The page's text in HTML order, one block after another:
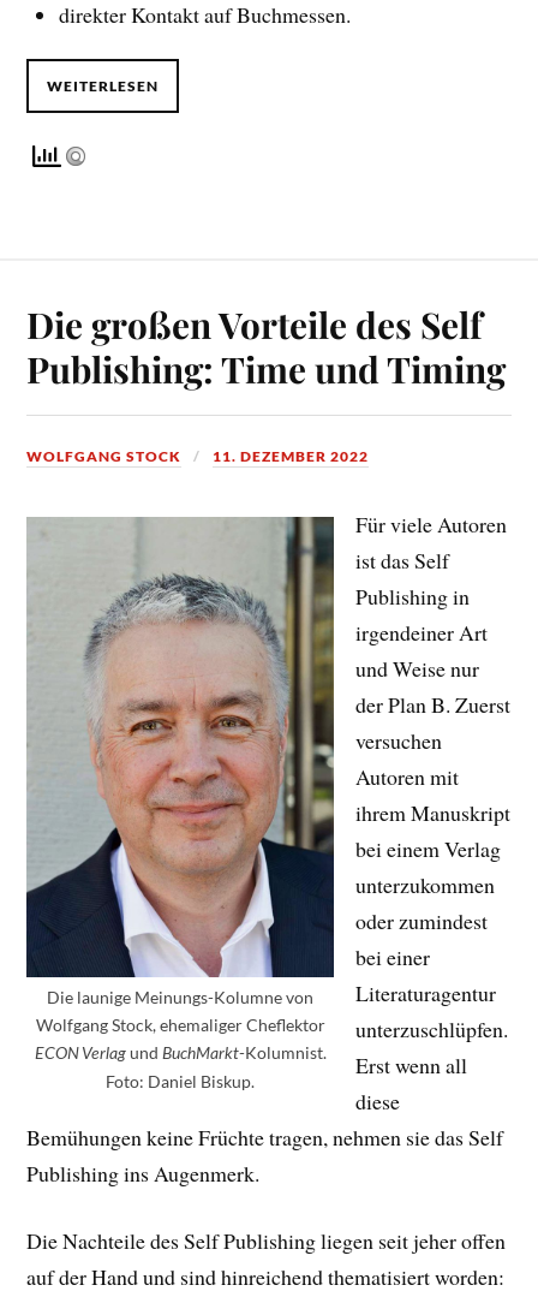
direkter Kontakt auf Buchmessen.
WEITERLESEN
Die großen Vorteile des Self
Publishing: Time und Timing
WOLFGANG STOCK 11. DEZEMBER 2022
Die launige Meinungs-Kolumne von
Wolfgang Stock, ehemaliger Cheflektor
ECON Verlagund BuchMarkt-Kolumnist.
Foto: Daniel Biskup.
Für viele Autoren
ist das Self
Publishing in
irgendeiner Art
und Weise nur
der Plan B. Zuerst
versuchen
Autoren mit
ihrem Manuskript
bei einem Verlag
unterzukommen
oder zumindest
bei einer
Literaturagentur
unterzuschlüpfen.
Erst wenn all
diese
Bemühungen keine Früchte tragen, nehmen sie das Self
Publishing ins Augenmerk.
Die Nachteile des Self Publishing liegen seit jeher offen
auf der Hand und sind hinreichend thematisiert worden: